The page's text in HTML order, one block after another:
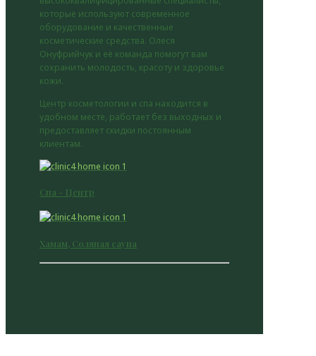
которые используют современное
оборудование и качественные
косметические средства. Олеся
Онуфрийчук и её команда помогут вам
сохранить молодость, красоту и здоровье
кожи.
Центр косметологии и спа находится в
удобном месте, работает без выходных и
предоставляет скидки постоянным
клиентам.
Спа - Центр
Хамам, Соляная сауна